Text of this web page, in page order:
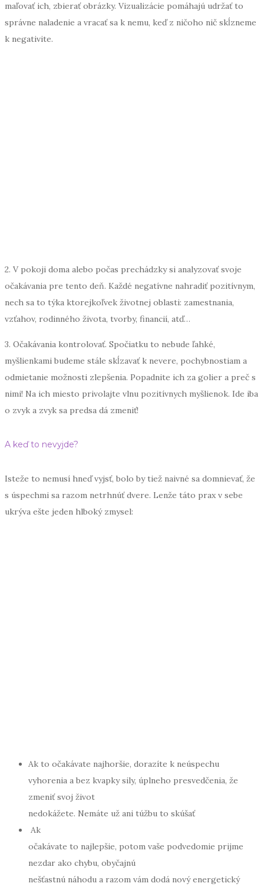
maľovať ich, zbierať obrázky. Vizualizácie pomáhajú udržať to
správne naladenie a vracať sa k nemu, keď z ničoho nič skĺzneme
k negativite.
2. V pokoji doma alebo počas prechádzky si analyzovať svoje
očakávania pre tento deň. Každé negatívne nahradiť pozitívnym,
nech sa to týka ktorejkoľvek životnej oblasti: zamestnania,
vzťahov, rodinného života, tvorby, financií, atď…
3. Očakávania kontrolovať. Spočiatku to nebude ľahké,
myšlienkami budeme stále skĺzavať k nevere, pochybnostiam a
odmietanie možnosti zlepšenia. Popadnite ich za golier a preč s
nimi! Na ich miesto privolajte vlnu pozitívnych myšlienok. Ide iba
o zvyk a zvyk sa predsa dá zmeniť!
A keď to nevyjde?
Isteže to nemusí hneď vyjsť, bolo by tiež naivné sa domnievať, že
s úspechmi sa razom netrhnúť dvere. Lenže táto prax v sebe
ukrýva ešte jeden hlboký zmysel:
Ak to očakávate najhoršie, dorazíte k neúspechu
vyhorenia a bez kvapky sily, úplneho presvedčenia, že
zmeniť svoj život
nedokážete. Nemáte už ani túžbu to skúšať
Ak
očakávate to najlepšie, potom vaše podvedomie prijme
nezdar ako chybu, obyčajnú
nešťastnú náhodu a razom vám dodá nový energetický